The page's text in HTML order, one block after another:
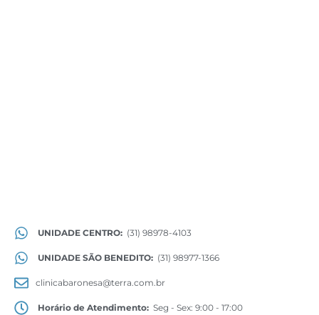
UNIDADE CENTRO: (31) 98978-4103
UNIDADE SÃO BENEDITO: (31) 98977-1366
clinicabaronesa@terra.com.br
Horário de Atendimento: Seg - Sex: 9:00 - 17:00